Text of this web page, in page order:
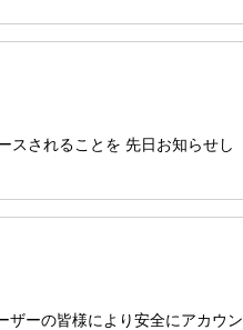
スされることを 先日お知らせし
ザーの皆様により安全にアカウン